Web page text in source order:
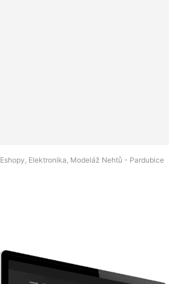
Eshopy, Elektronika, Modeláž Nehtů - Pardubice